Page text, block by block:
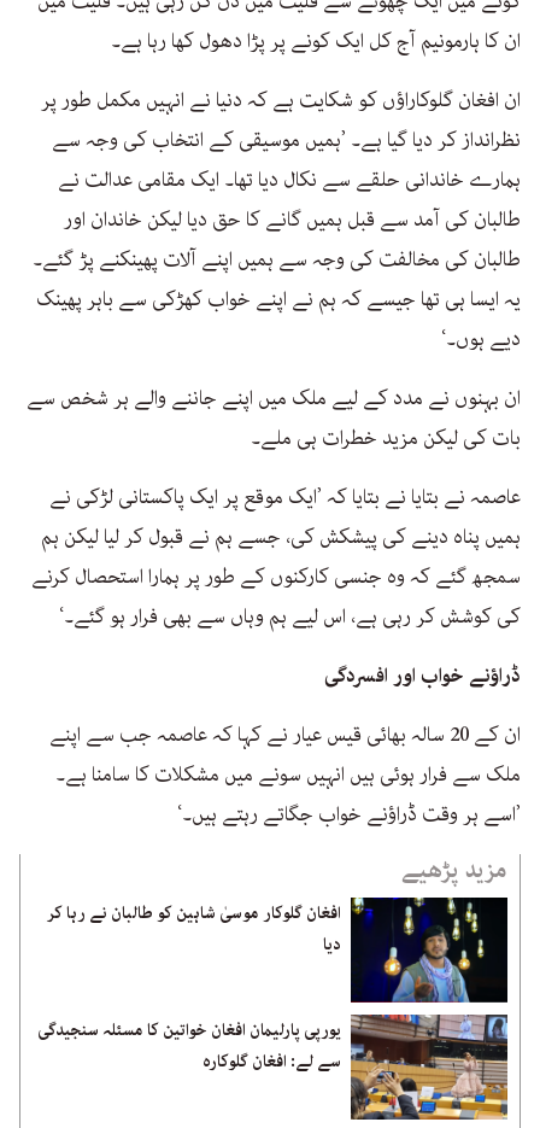
ان کا ہارمونیم آج کل ایک کونے پر پڑا دھول کھا رہا ہے۔
ان افغان گلوکاراؤں کو شکایت ہے کہ دنیا نے انہیں مکمل طور پر
نظرانداز کر دیا گیا ہے۔ ’ہمیں موسیقی کے انتخاب کی وجہ سے
ہمارے خاندانی حلقے سے نکال دیا تھا۔ ایک مقامی عدالت نے
طالبان کی آمد سے قبل ہمیں گانے کا حق دیا لیکن خاندان اور
طالبان کی مخالفت کی وجہ سے ہمیں اپنے آلات پھینکنے پڑ گئے۔
یہ ایسا ہی تھا جیسے کہ ہم نے اپنے خواب کھڑکی سے باہر پھینک
دیے ہوں۔‘
ان بہنوں نے مدد کے لیے ملک میں اپنے جاننے والے ہر شخص سے
بات کی لیکن مزید خطرات ہی ملے۔
عاصمہ نے بتایا نے بتایا کہ ’ایک موقع پر ایک پاکستانی لڑکی نے
ہمیں پناہ دینے کی پیشکش کی، جسے ہم نے قبول کر لیا لیکن ہم
سمجھ گئے کہ وہ جنسی کارکنوں کے طور پر ہمارا استحصال کرنے
کی کوشش کر رہی ہے، اس لیے ہم وہاں سے بھی فرار ہو گئے۔‘
ڈراؤنے خواب اور افسردگی
ان کے 20 سالہ بھائی قیس عیار نے کہا کہ عاصمہ جب سے اپنے
ملک سے فرار ہوئی ہیں انہیں سونے میں مشکلات کا سامنا ہے۔
’اسے ہر وقت ڈراؤنے خواب جگاتے رہتے ہیں۔‘
مزید پڑھیے
افغان گلوکار موسیٰ شاہین کو طالبان نے رہا کر
دیا
یورپی پارلیمان افغان خواتین کا مسئلہ سنجیدگی
سے لے: افغان گلوکارہ